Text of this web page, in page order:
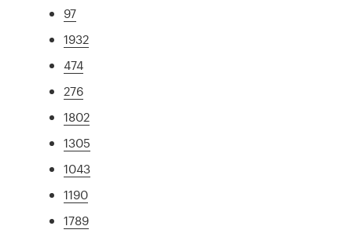
97
1932
474
276
1802
1305
1043
1190
1789